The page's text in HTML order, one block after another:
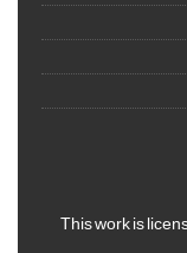
This work is